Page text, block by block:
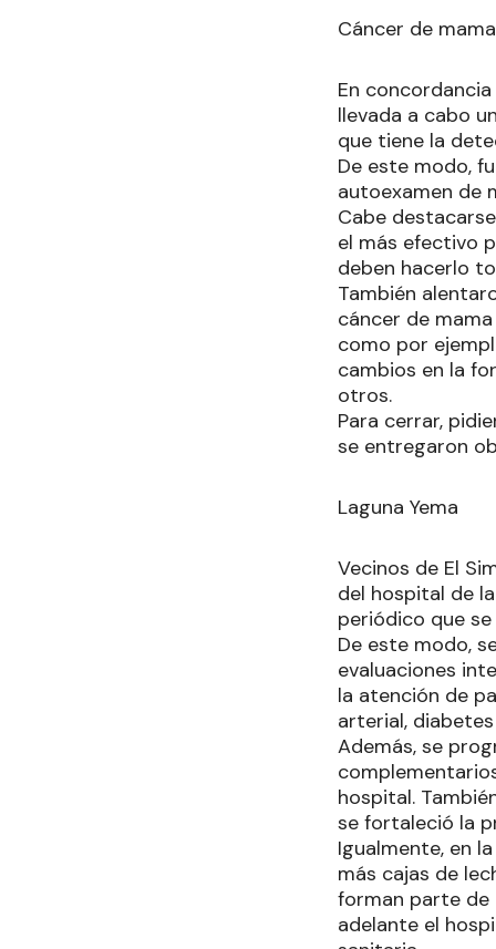
Cáncer de mama
En
llevada a cabo
que tiene la
De este modo,
autoexamen de
Cabe
el más efectivo
deben hacerlo
También
cáncer de
como por
cambios en la
otros.
Para cerrar,
se entregaron
Laguna Yema
Vecinos de El
del hospital de
periódico que
De este modo,
evaluaciones
la atención de
arterial,
Además, se
hospital.
se fortaleció la
Igualmente, en
más cajas de
forman parte de
adelante el